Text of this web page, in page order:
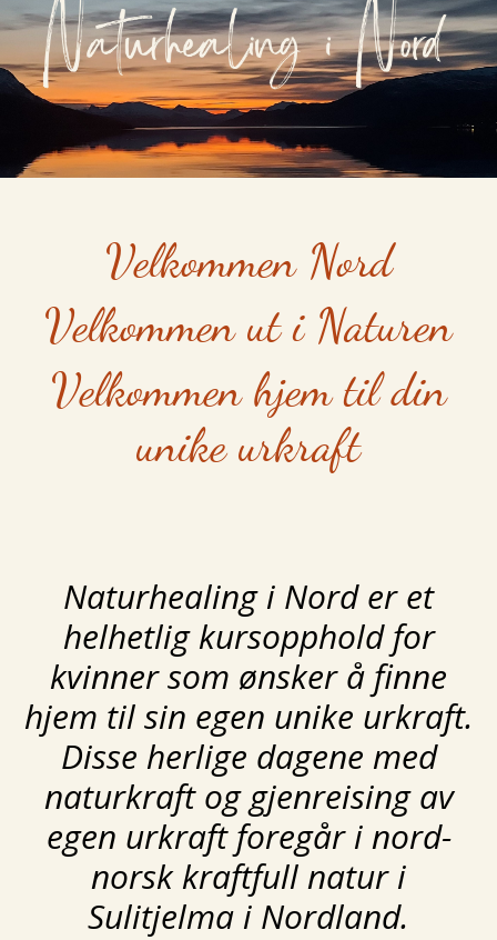
Velkommen Nord
Velkommen ut i Naturen
Velkommen hjem til din
unike urkraft
Naturhealing i Nord er et
helhetlig kursopphold for
kvinner som ønsker å finne
hjem til sin egen unike urkraft.
Disse herlige dagene med
naturkraft og gjenreising av
egen urkraft foregår i nord-
norsk kraftfull natur i
Sulitjelma i Nordland.